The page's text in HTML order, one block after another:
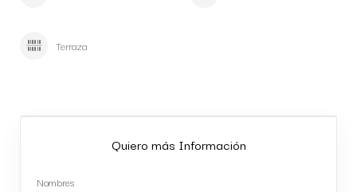
Terraza
Quiero más Información